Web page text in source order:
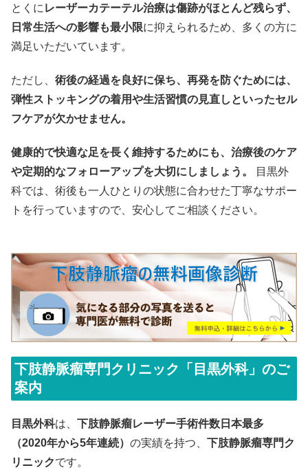
とくに レーザーカテーテル治療は傷跡がほとんど残らず、
日常生活への影響も最小限に抑えられるため、多くの方に
満足いただいています。
ただし、 術後の経過を良好に保ち、再発を防ぐためには、
弾性ストッキングの着用や生活習慣の見直しといったセル
フケアが欠かせません。
健康的で快適な足を長く維持するためにも、治療後のケア
や定期的なフォローアップを大切にしましょう。
目黒外
科では、術後も一人ひとりの状態に合わせた丁寧なサポー
トを行っていますので、安心してご相談ください。
下肢静脈瘤専門クリニック「目黒外科」のご
案内
目黒外科は、 下肢静脈瘤レーザー手術件数日本最多
（2020年から5年連続） の実績を持つ、 下肢静脈瘤専門ク
リニックです。